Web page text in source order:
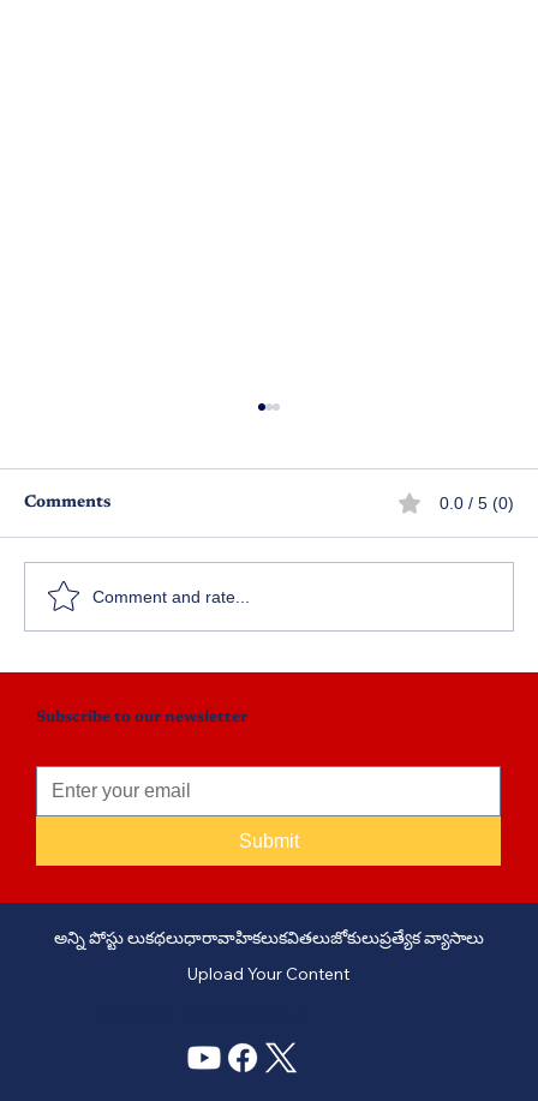
అశ్వ మేధం ఎపిసోడ్ 3
Comments 0.0 / 5 (0)
Comment and rate...
Subscribe to our newsletter
Submit
అన్ని పోస్టు లుకథలుధారావాహికలుకవితలుజోకులుప్రత్యేక వ్యాసాలు
Upload Your Content